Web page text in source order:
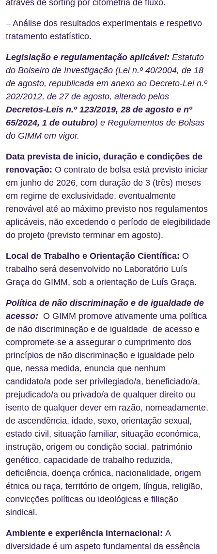
através de sorting por citometria de fluxo.
– Análise dos resultados experimentais e respetivo
tratamento estatístico.
Legislação e regulamentação aplicável: Estatuto
do Bolseiro de Investigação (Lei n.º 40/2004, de 18
de agosto, republicada em anexo ao Decreto-Lei n.º
202/2012, de 27 de agosto, alterado pelos
Decretos-Leis n.º 123/2019, 28 de agosto e nº
65/2024, 1 de outubro) e Regulamentos de Bolsas
do GIMM em vigor.
Data prevista de início, duração e condições de
renovação: O contrato de bolsa está previsto iniciar
em junho de 2026, com duração de 3 (três) meses
em regime de exclusividade, eventualmente
renovável até ao máximo previsto nos regulamentos
aplicáveis, não excedendo o período de elegibilidade
do projeto (previsto terminar em agosto).
Local de Trabalho e Orientação Científica: O
trabalho será desenvolvido no Laboratório Luís
Graça do GIMM, sob a orientação de Luís Graça.
Política de não discriminação e de igualdade de
acesso: O GIMM promove ativamente uma política
de não discriminação e de igualdade de acesso e
compromete-se a assegurar o cumprimento dos
princípios de não discriminação e igualdade pelo
que, nessa medida, enuncia que nenhum
candidato/a pode ser privilegiado/a, beneficiado/a,
prejudicado/a ou privado/a de qualquer direito ou
isento de qualquer dever em razão, nomeadamente,
de ascendência, idade, sexo, orientação sexual,
estado civil, situação familiar, situação económica,
instrução, origem ou condição social, património
genético, capacidade de trabalho reduzida,
deficiência, doença crónica, nacionalidade, origem
étnica ou raça, território de origem, língua, religião,
convicções políticas ou ideológicas e filiação
sindical.
Ambiente e experiência internacional: A
diversidade é um aspeto fundamental da essência